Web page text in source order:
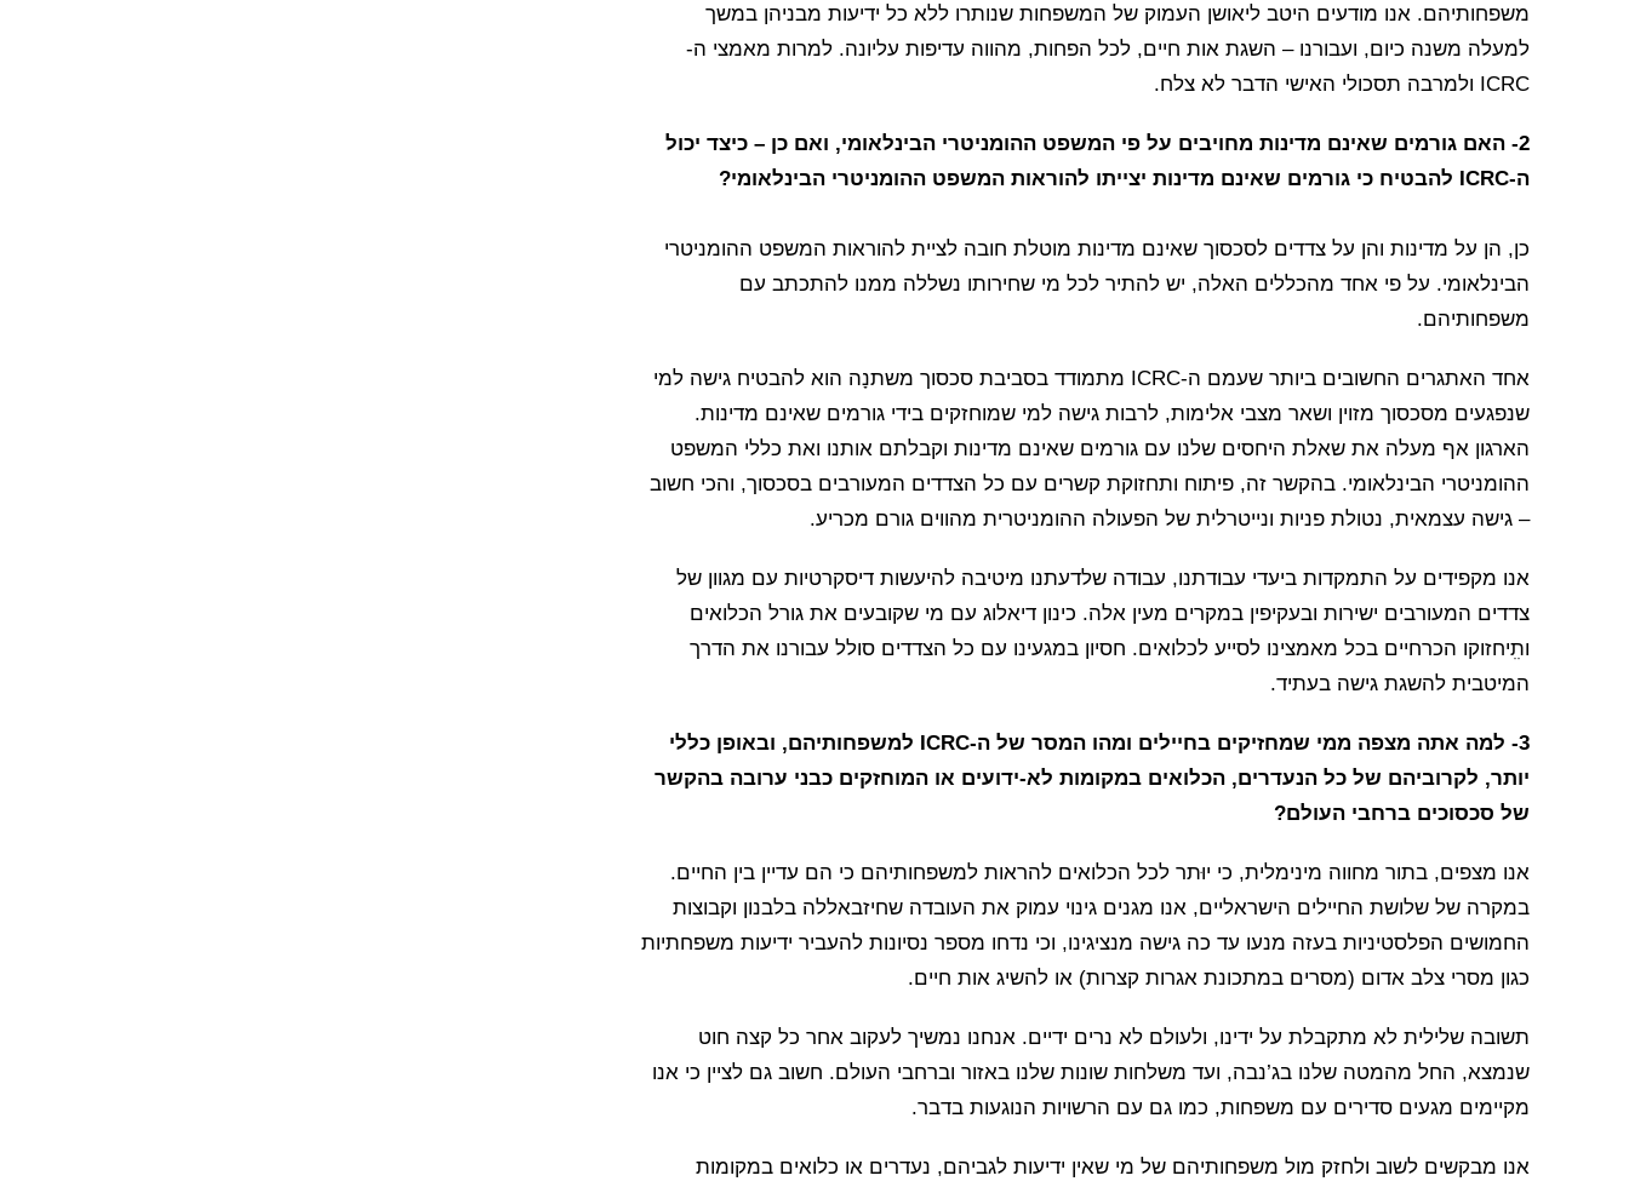
משפחותיהם. אנו מודעים היטב ליאושן העמוק של המשפחות שנותרו ללא כל ידיעות מבניהן במשך
למעלה משנה כיום, ועבורנו – השגת אות חיים, לכל הפחות, מהווה עדיפות עליונה. למרות מאמצי ה-
ICRC ולמרבה תסכולי האישי הדבר לא צלח.
2- האם גורמים שאינם מדינות מחויבים על פי המשפט ההומניטרי הבינלאומי, ואם כן – כיצד יכול
ה-ICRC להבטיח כי גורמים שאינם מדינות יצייתו להוראות המשפט ההומניטרי הבינלאומי?
כן, הן על מדינות והן על צדדים לסכסוך שאינם מדינות מוטלת חובה לציית להוראות המשפט ההומניטרי
הבינלאומי. על פי אחד מהכללים האלה, יש להתיר לכל מי שחירותו נשללה ממנו להתכתב עם
משפחותיהם.
אחד האתגרים החשובים ביותר שעמם ה-ICRC מתמודד בסביבת סכסוך משתנָה הוא להבטיח גישה למי
שנפגעים מסכסוך מזוין ושאר מצבי אלימות, לרבות גישה למי שמוחזקים בידי גורמים שאינם מדינות.
הארגון אף מעלה את שאלת היחסים שלנו עם גורמים שאינם מדינות וקבלתם אותנו ואת כללי המשפט
ההומניטרי הבינלאומי. בהקשר זה, פיתוח ותחזוקת קשרים עם כל הצדדים המעורבים בסכסוך, והכי חשוב
– גישה עצמאית, נטולת פניות ונייטרלית של הפעולה ההומניטרית מהווים גורם מכריע.
אנו מקפידים על התמקדות ביעדי עבודתנו, עבודה שלדעתנו מיטיבה להיעשות דיסקרטיות עם מגוון של
צדדים המעורבים ישירות ובעקיפין במקרים מעין אלה. כינון דיאלוג עם מי שקובעים את גורל הכלואים
ותִִיחזוקו הכרחיים בכל מאמצינו לסייע לכלואים. חסיון במגעינו עם כל הצדדים סולל עבורנו את הדרך
המיטבית להשגת גישה בעתיד.
3- למה אתה מצפה ממי שמחזיקים בחיילים ומהו המסר של ה-ICRC למשפחותיהם, ובאופן כללי
יותר, לקרוביהם של כל הנעדרים, הכלואים במקומות לא-ידועים או המוחזקים כבני ערובה בהקשר
של סכסוכים ברחבי העולם?
אנו מצפים, בתור מחווה מינימלית, כי יוּתר לכל הכלואים להראות למשפחותיהם כי הם עדיין בין החיים.
במקרה של שלושת החיילים הישראליים, אנו מגנים גינוי עמוק את העובדה שחיזבאללה בלבנון וקבוצות
החמושים הפלסטיניות בעזה מנעו עד כה גישה מנציגינו, וכי נדחו מספר נסיונות להעביר ידיעות משפחתיות
כגון מסרי צלב אדום (מסרים במתכונת אגרות קצרות) או להשיג אות חיים.
תשובה שלילית לא מתקבלת על ידינו, ולעולם לא נרים ידיים. אנחנו נמשיך לעקוב אחר כל קצה חוט
שנמצא, החל מהמטה שלנו בג’נבה, ועד משלחות שונות שלנו באזור וברחבי העולם. חשוב גם לציין כי אנו
מקיימים מגעים סדירים עם משפחות, כמו גם עם הרשויות הנוגעות בדבר.
אנו מבקשים לשוב ולחזק מול משפחותיהם של מי שאין ידיעות לגביהם, נעדרים או כלואים במקומות